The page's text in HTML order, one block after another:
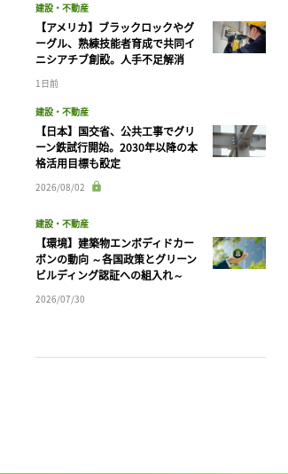
建設・不動産
【アメリカ】ブラックロックやグ
ーグル、熟練技能者育成で共同イ
ニシアチブ創設。人手不足解消
1日前
建設・不動産
【日本】国交省、公共工事でグリ
ーン鉄試行開始。2030年以降の本
格活用目標も設定
2026/08/02
建設・不動産
【環境】建築物エンボディドカー
ボンの動向 ～各国政策とグリーン
ビルディング認証への組入れ～
2026/07/30